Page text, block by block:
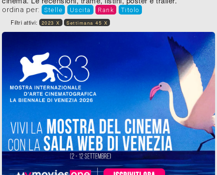
ordina per: Stelle Uscita Rank Titolo
Filtri attivi: 2023 X Settimana 45 X